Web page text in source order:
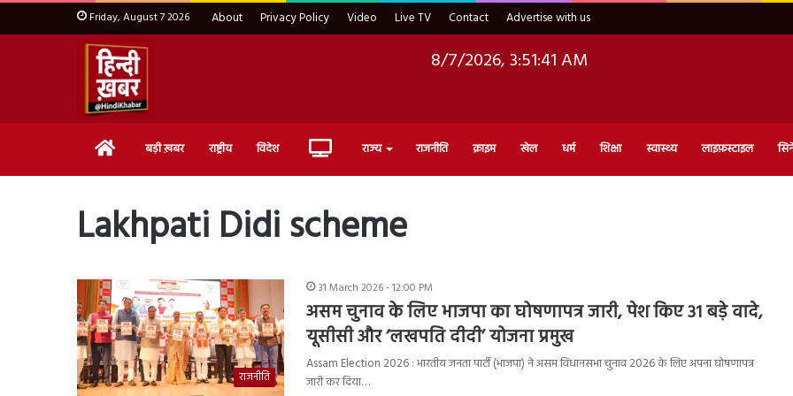
Friday, August 7 2026 About Privacy Policy Video Live TV Contact Advertise with us
8/7/2026, 3:51:42 AM
Home बड़ी ख़बर राष्ट्रीय विदेश Live राज्य राजनीति क्राइम खेल धर्म शिक्षा स्वास्थ्य लाइफ़स्टाइल
Lakhpati Didi scheme
राजनीति
31 March 2026 - 12:00 PM
असम चुनाव के लिए भाजपा का घोषणापत्र जारी, पेश किए 31 बड़े वादे,
यूसीसी और ‘लखपति दीदी’ योजना प्रमुख
Assam Election 2026 : भारतीय जनता पार्टी (भाजपा) ने असम विधानसभा चुनाव 2026 के लिए अपना घोषणापत्र
जारी कर दिया…